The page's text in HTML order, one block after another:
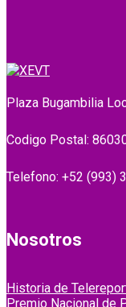
Plaza Bugambilia
Codigo Postal:
Telefono: +52 (993)
Nosotros
Historia de
Premio Nacional de